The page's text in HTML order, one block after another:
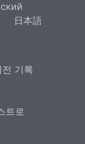
日本語
전 기록
트로